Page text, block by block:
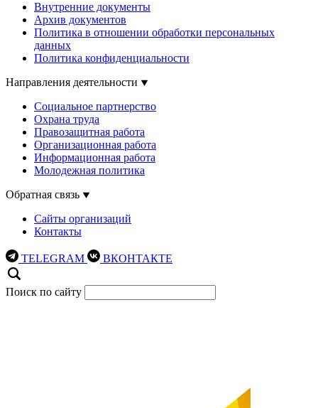
Внутренние документы
Архив документов
Политика в отношении обработки персональных
данных
Политика конфиденциальности
Направления деятельности
Социальное партнерство
Охрана труда
Правозащитная работа
Организационная работа
Информационная работа
Молодежная политика
Обратная связь
Сайты организаций
Контакты
TELEGRAM ВКОНТАКТЕ
Поиск по сайту